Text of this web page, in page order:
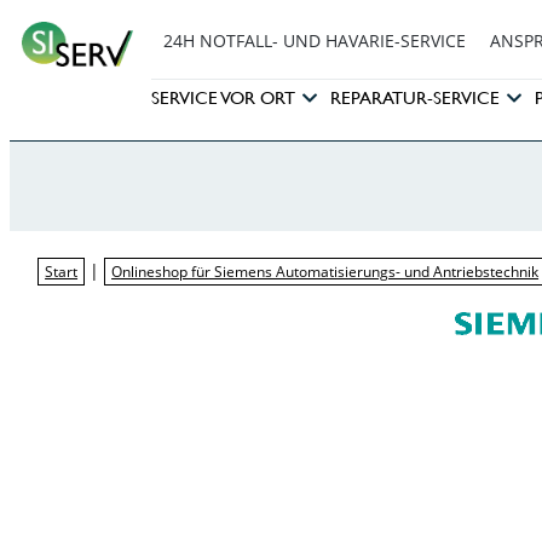
24H NOTFALL- UND HAVARIE-SERVICE
SERVICE VOR ORT REPARATUR-SERVICE
Start | Onlineshop für Siemens Automatisierungs- und Antriebstechnik